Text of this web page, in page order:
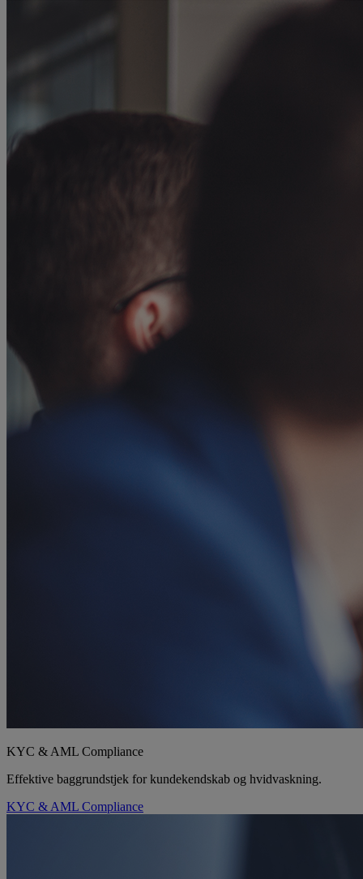
KYC & AML Compliance
Effektive baggrundstjek for kundekendskab og hvidvaskning.
KYC & AML Compliance